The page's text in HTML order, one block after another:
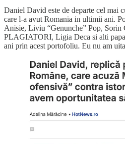
Daniel David este de departe cel mai
care l-a avut Romania in ultimii ani.
Anisie, Liviu “Genunche” Pop, Sorin
PLAGIATORI, Ligia Deca si alti
ani prin acest portofoliu. Eu nu am